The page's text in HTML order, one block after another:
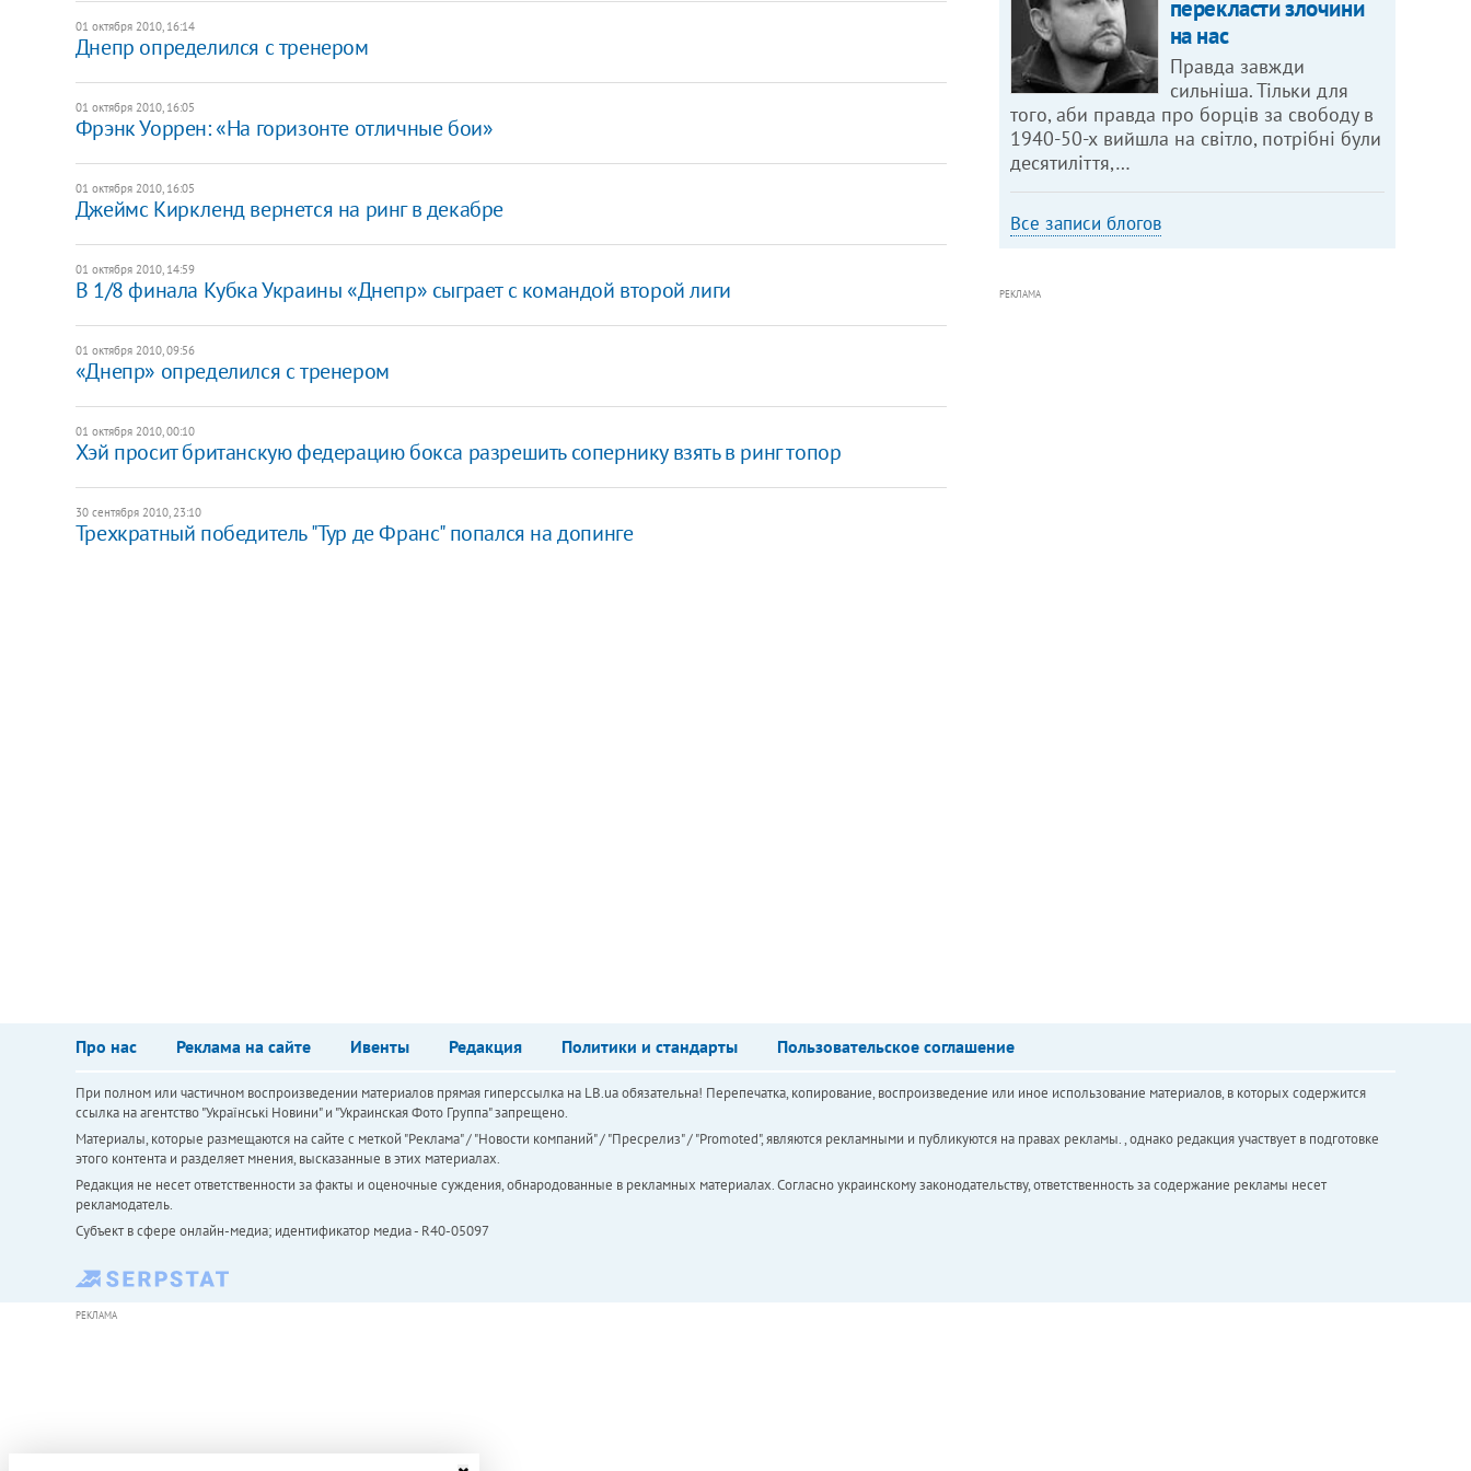
01 октября 2010, 16:14
Днепр определился с тренером
01 октября 2010, 16:05
Фрэнк Уоррен: «На горизонте отличные бои»
01 октября 2010, 16:05
Джеймс Киркленд вернется на ринг в декабре
01 октября 2010, 14:59
В 1/8 финала Кубка Украины «Днепр» сыграет с командой второй лиги
01 октября 2010, 09:56
«Днепр» определился с тренером
01 октября 2010, 00:10
Хэй просит британскую федерацию бокса разрешить сопернику взять в ринг топор
30 сентября 2010, 23:10
Трехкратный победитель "Тур де Франс" попался на допинге
перекласти злочини
на нас
Правда завжди
сильніша. Тільки для
того, аби правда про борців за свободу в
1940-50-х вийшла на світло, потрібні були
десятиліття,…
Все записи блогов
РЕКЛАМА
Про нас Реклама на сайте Ивенты Редакция Политики и стандарты Пользовательское соглашение
При полном или частичном воспроизведении материалов прямая гиперссылка на LB.ua обязательна! Перепечатка, копирование, воспроизведение или иное использование материалов, в которых содержится
ссылка на агентство "Українськi Новини" и "Украинская Фото Группа" запрещено.
Материалы, которые размещаются на сайте с меткой "Реклама" / "Новости компаний" / "Пресрелиз" / "Promoted", являются рекламными и публикуются на правах рекламы. , однако редакция участвует в подготовке
этого контента и разделяет мнения, высказанные в этих материалах.
Редакция не несет ответственности за факты и оценочные суждения, обнародованные в рекламных материалах. Согласно украинскому законодательству, ответственность за содержание рекламы несет
рекламодатель.
Субъект в сфере онлайн-медиа; идентификатор медиа - R40-05097
РЕКЛАМА